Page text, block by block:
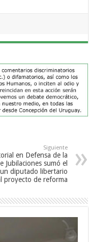
Siguiente
en Defensa de la
Jubilaciones sumó el
diputado libertario
proyecto de reforma